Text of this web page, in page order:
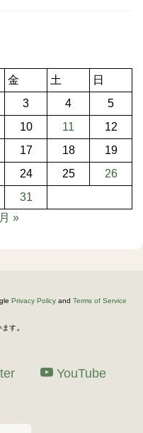
金 土
日
3 4
5
10 11
12
17 18
19
24 25
26
31
»
Privacy Policy and Terms of Service
ます。
YouTube